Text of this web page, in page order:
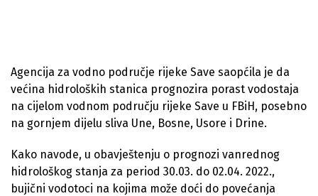
Agencija za vodno područje rijeke Save saopćila je da
većina hidroloških stanica prognozira porast vodostaja
na cijelom vodnom području rijeke Save u FBiH, posebno
na gornjem dijelu sliva Une, Bosne, Usore i Drine.
Kako navode, u obavještenju o prognozi vanrednog
hidrološkog stanja za period 30.03. do 02.04. 2022.,
bujični vodotoci na kojima može doći do povećanja